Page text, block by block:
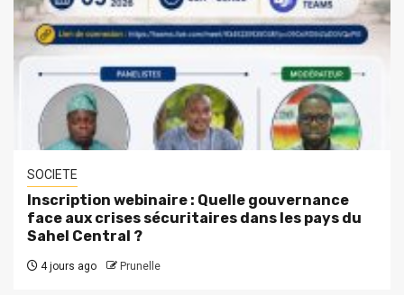
SOCIETE
Inscription webinaire : Quelle gouvernance
face aux crises sécuritaires dans les pays du
Sahel Central ?
4 jours ago Prunelle